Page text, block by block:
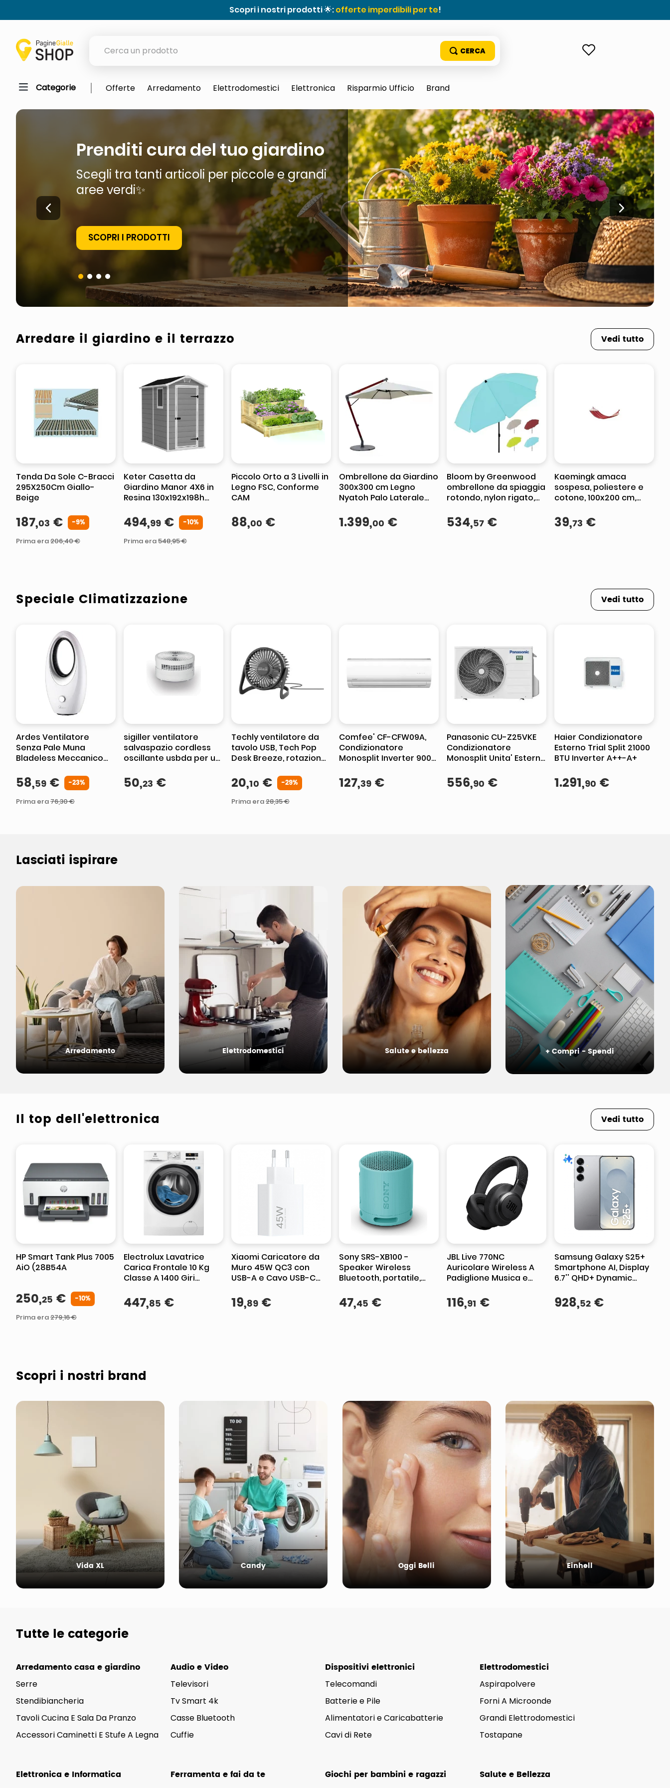
Scopri i nostri prodotti 🌟:offerte imperdibili per te!
elenco
ombrelloni
italia independent occhiali sole 0703 thin rotondo sun
elenco telefonico
pattumiera raccolta differenziata
Categorie Offerte Arredamento Elettrodomestici Elettronica Risparmio Ufficio Brand
Prenditi cura del tuo giardino
Scegli tra tanti articoli per piccole e grandi
aree verdi✨
SCOPRI I PRODOTTI
Arredare il giardino e il terrazzo Vedi tutto
Tenda Da Sole C-Bracci
295X250Cm Giallo-
Beige
187,03 € -9%
Prima era206,40€
Keter Casetta da
Giardino Manor 4X6 in
Resina 130x192x198h
494,99 € -10%
Prima era548,95€
Piccolo Orto a 3 Livelli in
Legno FSC, Conforme
CAM
88,00 €
Ombrellone da Giardino
300x300 cm Legno
Nyatoh Palo Laterale
1.399,00 €
Bloom by Greenwood
ombrellone da spiaggia
rotondo, nylon rigato,
protezione UV, palo
centrale, fodera
534,57 €
Kaemingk amaca
sospesa, poliestere e
cotone, 100x200 cm,
esterni, multicolore
39,73 €
Speciale Climatizzazione Vedi tutto
Ardes Ventilatore
Senza Pale Muna
Bladeless Meccanico
Climatizzazione e
Comfort Ambientale
58,59 € -23%
Prima era76,30€
sigiller ventilatore
salvaspazio cordless
oscillante usbda per un
portatile in qualsiasi
ambiente
50,23 €
Techly ventilatore da
tavolo USB, Tech Pop
Desk Breeze, rotazione
cm, nero
20,10 € -29%
Prima era28,35€
Comfee' CF-CFW09A,
Condizionatore
Monosplit Inverter 9000
127,39 €
Panasonic CU-Z25VKE
Condizionatore
Monosplit Unita' Esterna
556,90 €
Haier Condizionatore
Esterno Trial Split 21000
BTU Inverter A++-A+
1.291,90 €
Lasciati ispirare
Arredamento Elettrodomestici Salute e bellezza + Compri - Spendi
Il top dell'elettronica Vedi tutto
HP Smart Tank Plus 7005
AiO (28B54A
250,25 € -10%
Prima era279,16€
Electrolux Lavatrice
Carica Frontale 10 Kg
Classe A 1400 Giri
EUROPE
447,85 €
Xiaomi Caricatore da
Muro 45W QC3 con
USB-A e Cavo USB-C
19,89 €
Sony SRS-XB100 -
Speaker Wireless
Bluetooth, portatile,
esterno, da viaggio
47,45 €
JBL Live 770NC
Auricolare Wireless A
Padiglione Musica e
Nero
116,91 €
Samsung Galaxy S25+
Smartphone AI, Display
6.7'' QHD+ Dynamic
50MP, RAM 12GB, 512GB,
4.900 mAh
928,52 €
Scopri i nostri brand
Vida XL Candy Oggi Belli Einhell
Tutte le categorie
Arredamento casa e giardino
Serre
Stendibiancheria
Tavoli Cucina E Sala Da Pranzo
Accessori Caminetti E Stufe A Legna
Audio e Video
Televisori
Tv Smart 4k
Casse Bluetooth
Cuffie
Dispositivi elettronici
Telecomandi
Batterie e Pile
Alimentatori e Caricabatterie
Cavi di Rete
Elettrodomestici
Aspirapolvere
Forni A Microonde
Grandi Elettrodomestici
Tostapane
Elettronica e Informatica Ferramenta e fai da te Giochi per bambini e ragazzi Salute e Bellezza